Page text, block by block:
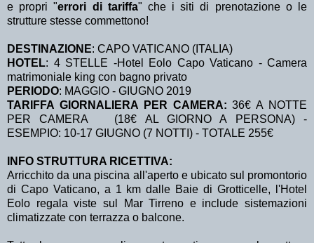
e propri "errori di tariffa" che i siti di prenotazione o le
strutture stesse commettono!
DESTINAZIONE: CAPO VATICANO (ITALIA)
HOTEL: 4 STELLE -Hotel Eolo Capo Vaticano - Camera
matrimoniale king con bagno privato
PERIODO: MAGGIO - GIUGNO 2019
TARIFFA GIORNALIERA PER CAMERA: 36€ A NOTTE
PER CAMERA (18€ AL GIORNO A PERSONA) -
ESEMPIO: 10-17 GIUGNO (7 NOTTI) - TOTALE 255€
INFO STRUTTURA RICETTIVA:
Arricchito da una piscina all'aperto e ubicato sul promontorio
di Capo Vaticano, a 1 km dalle Baie di Grotticelle, l'Hotel
Eolo regala viste sul Mar Tirreno e include sistemazioni
climatizzate con terrazza o balcone.